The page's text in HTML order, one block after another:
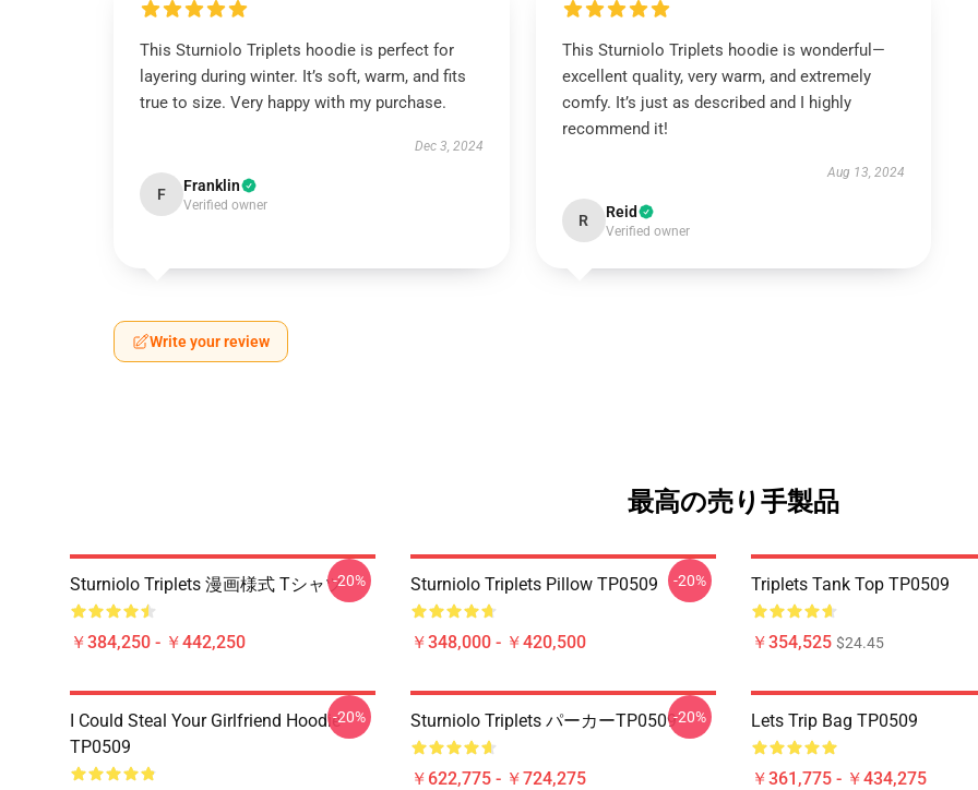
This Sturniolo Triplets hoodie is perfect for
layering during winter. It’s soft, warm, and fits
true to size. Very happy with my purchase.
Dec 3, 2024
F Franklin
Verified owner
This Sturniolo Triplets hoodie is wonderful—
excellent quality, very warm, and extremely
comfy. It’s just as described and I highly
recommend it!
Aug 13, 2024
R Reid
Verified owner
Write your review
最高の売り手製品
Sturniolo Triplets 漫画様式 Tシャツ
￥384,250 - ￥442,250
-20% Sturniolo Triplets Pillow TP0509
￥348,000 - ￥420,500
-20% Triplets Tank Top TP0509
￥354,525 $24.45
I Could Steal Your Girlfriend Hoodie
TP0509
-20% Sturniolo Triplets パーカーTP0509
￥622,775 - ￥724,275
-20% Lets Trip Bag TP0509
￥361,775 - ￥434,275